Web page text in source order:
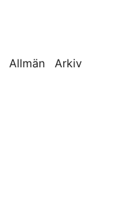
Allmän Arkiv